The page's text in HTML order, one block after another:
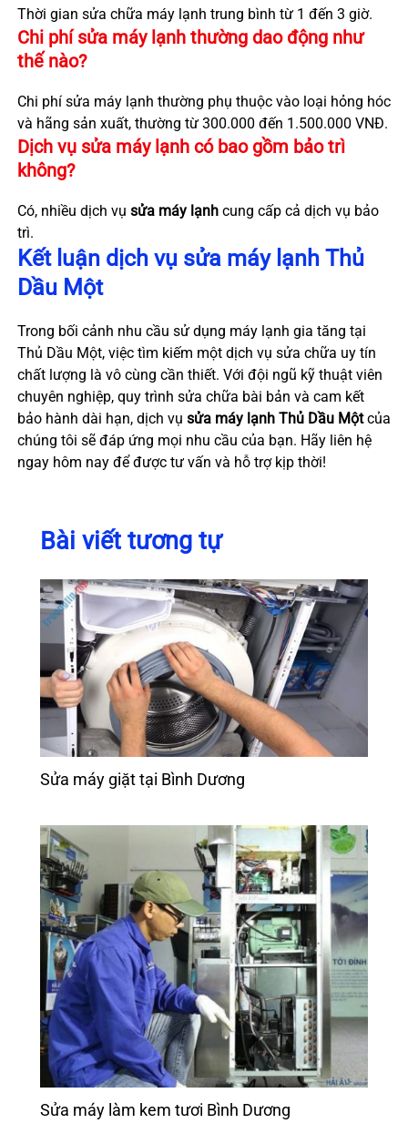
Thời gian sửa chữa máy lạnh trung bình từ 1 đến 3 giờ.
Chi phí sửa máy lạnh thường dao động như
thế nào?
Chi phí sửa máy lạnh thường phụ thuộc vào loại hỏng hóc
và hãng sản xuất, thường từ 300.000 đến 1.500.000 VNĐ.
Dịch vụ sửa máy lạnh có bao gồm bảo trì
không?
Có, nhiều dịch vụ sửa máy lạnhcung cấp cả dịch vụ bảo
trì.
Kết luận dịch vụ sửa máy lạnh Thủ
Dầu Một
Trong bối cảnh nhu cầu sử dụng máy lạnh gia tăng tại
Thủ Dầu Một, việc tìm kiếm một dịch vụ sửa chữa uy tín
chất lượng là vô cùng cần thiết. Với đội ngũ kỹ thuật viên
chuyên nghiệp, quy trình sửa chữa bài bản và cam kết
bảo hành dài hạn, dịch vụ sửa máy lạnh Thủ Dầu Mộtcủa
chúng tôi sẽ đáp ứng mọi nhu cầu của bạn. Hãy liên hệ
ngay hôm nay để được tư vấn và hỗ trợ kịp thời!
Bài viết tương tự
Sửa máy giặt tại Bình Dương
Sửa máy làm kem tươi Bình Dương